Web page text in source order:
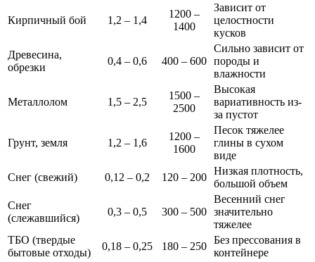
Кирпичный бой 1,2 – 1,4
1200 –
1400
Зависит от
целостности
кусков
Древесина,
обрезки
0,4 – 0,6 400 – 600
Сильно зависит от
породы и
влажности
Металлолом 1,5 – 2,5
1500 –
2500
Высокая
вариативность из-
за пустот
Грунт, земля 1,2 – 1,6
1200 –
1600
Песок тяжелее
глины в сухом
виде
Снег (свежий)
0,12 – 0,2 120 – 200
Низкая плотность,
большой объем
Снег
(слежавшийся)
0,3 – 0,5 300 – 500
Весенний снег
значительно
тяжелее
ТБО (твердые
бытовые отходы)
0,18 – 0,25 180 – 250
Без прессования в
контейнере